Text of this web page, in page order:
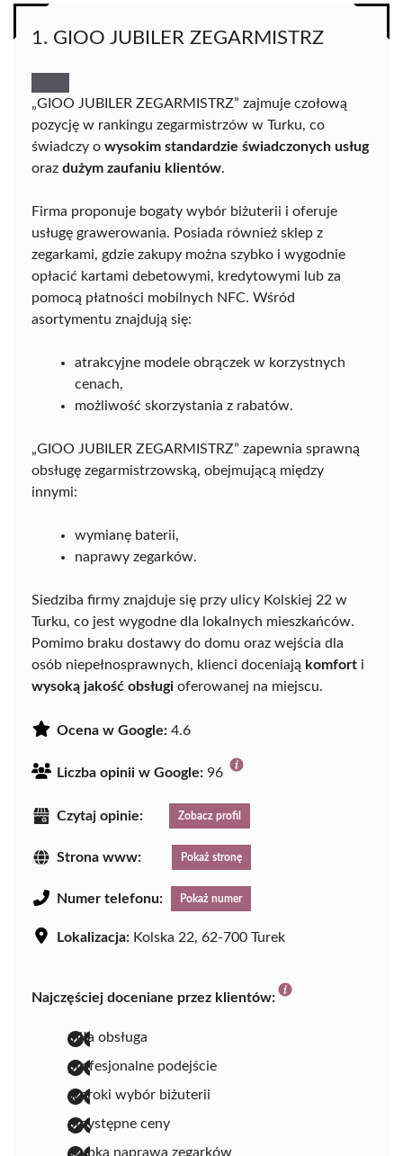
1. GIOO JUBILER ZEGARMISTRZ
„GIOO JUBILER ZEGARMISTRZ” zajmuje czołową
pozycję w rankingu zegarmistrzów w Turku, co
świadczy o wysokim standardzie świadczonych usług
oraz dużym zaufaniu klientów.
Firma proponuje bogaty wybór biżuterii i oferuje
usługę grawerowania. Posiada również sklep z
zegarkami, gdzie zakupy można szybko i wygodnie
opłacić kartami debetowymi, kredytowymi lub za
pomocą płatności mobilnych NFC. Wśród
asortymentu znajdują się:
atrakcyjne modele obrączek w korzystnych
cenach,
możliwość skorzystania z rabatów.
„GIOO JUBILER ZEGARMISTRZ” zapewnia sprawną
obsługę zegarmistrzowską, obejmującą między
innymi:
wymianę baterii,
naprawy zegarków.
Siedziba firmy znajduje się przy ulicy Kolskiej 22 w
Turku, co jest wygodne dla lokalnych mieszkańców.
Pomimo braku dostawy do domu oraz wejścia dla
osób niepełnosprawnych, klienci doceniają komfort i
wysoką jakość obsługi oferowanej na miejscu.
Ocena w Google: 4.6
Liczba opinii w Google: 96
Czytaj opinie: Zobacz profil
Strona www: Pokaż stronę
Numer telefonu: Pokaż numer
Lokalizacja: Kolska 22, 62-700 Turek
Najczęściej doceniane przez klientów:
miła obsługa
profesjonalne podejście
szeroki wybór biżuterii
przystępne ceny
szybka naprawa zegarków